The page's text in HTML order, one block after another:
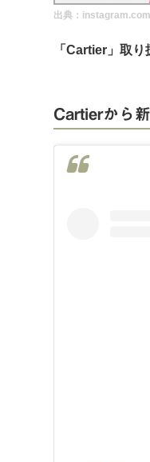
出典：instagram.com
「Cartier」取
Cartierから